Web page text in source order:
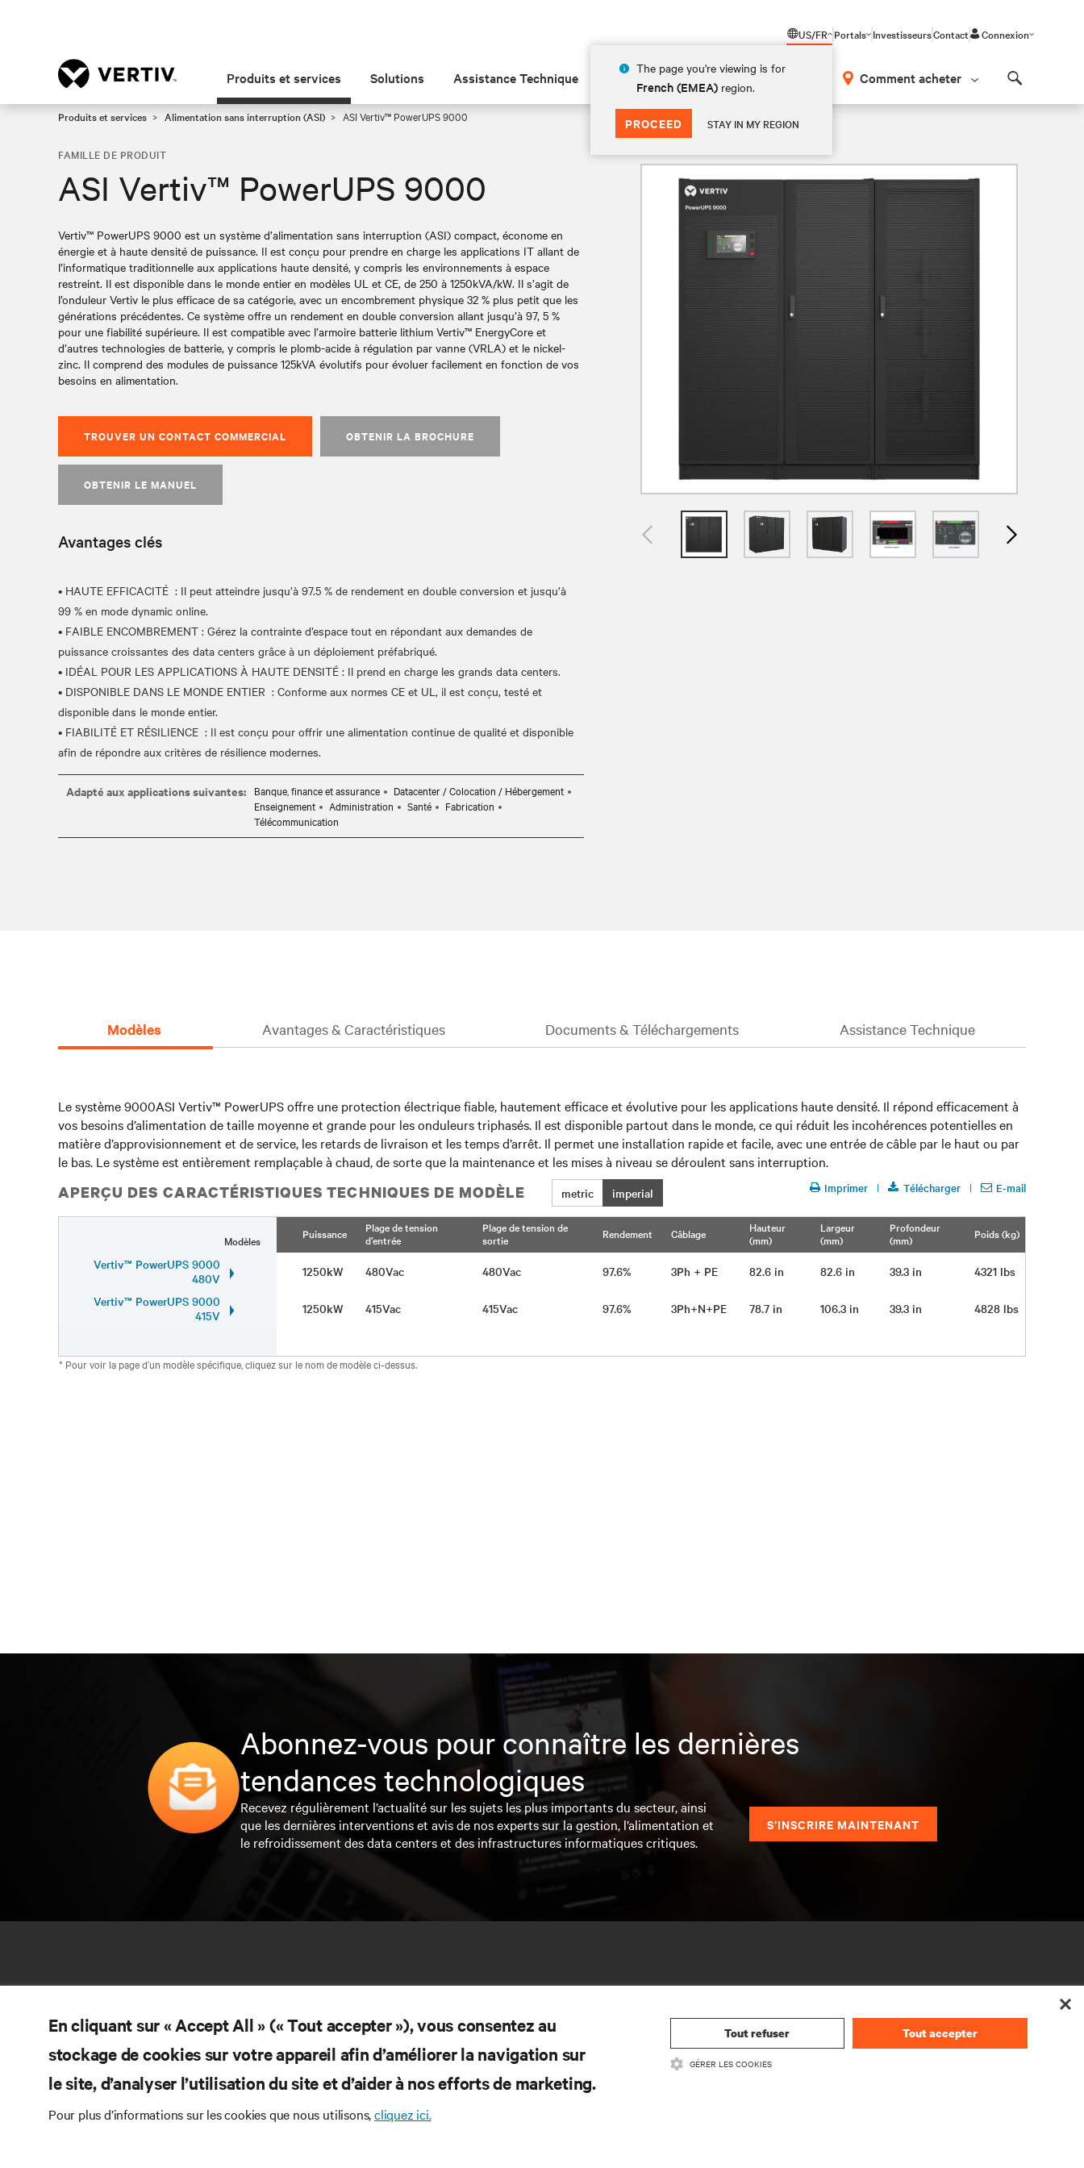
US/FR
The page you're viewing is for
French (EMEA) region.
PROCEED STAY IN MY REGION
Portals InvestisseursContact Connexion
Produits et services Solutions Assistance Technique Insights À propos Comment acheter
Produits et services Alimentation sans interruption (ASI) ASI Vertiv™ PowerUPS 9000
FAMILLE DE PRODUIT
ASI Vertiv™ PowerUPS 9000
Vertiv™ PowerUPS 9000 est un système d’alimentation sans interruption (ASI) compact, économe en
énergie et à haute densité de puissance. Il est conçu pour prendre en charge les applications IT allant de
l’informatique traditionnelle aux applications haute densité, y compris les environnements à espace
restreint. Il est disponible dans le monde entier en modèles UL et CE, de 250 à 1250kVA/kW. Il s’agit de
l’onduleur Vertiv le plus efficace de sa catégorie, avec un encombrement physique 32 % plus petit que les
générations précédentes. Ce système offre un rendement en double conversion allant jusqu’à 97, 5 %
pour une fiabilité supérieure. Il est compatible avec l’armoire batterie lithium Vertiv™ EnergyCore et
d’autres technologies de batterie, y compris le plomb-acide à régulation par vanne (VRLA) et le nickel-
zinc. Il comprend des modules de puissance 125kVA évolutifs pour évoluer facilement en fonction de vos
besoins en alimentation.
TROUVER UN CONTACT COMMERCIAL OBTENIR LA BROCHURE
OBTENIR LE MANUEL
Avantages clés
• HAUTE EFFICACITÉ : Il peut atteindre jusqu’à 97.5 % de rendement en double conversion et jusqu’à
99 % en mode dynamic online.
• FAIBLE ENCOMBREMENT : Gérez la contrainte d’espace tout en répondant aux demandes de
puissance croissantes des data centers grâce à un déploiement préfabriqué.
• IDÉAL POUR LES APPLICATIONS À HAUTE DENSITÉ : Il prend en charge les grands data centers.
• DISPONIBLE DANS LE MONDE ENTIER : Conforme aux normes CE et UL, il est conçu, testé et
disponible dans le monde entier.
• FIABILITÉ ET RÉSILIENCE : Il est conçu pour offrir une alimentation continue de qualité et disponible
Adapté aux applications suivantes: Banque, finance et assurance
Datacenter / Colocation / Hébergement
Enseignement
Administration Santé
Fabrication
Télécommunication
Modèles Avantages & Caractéristiques Documents & Téléchargements Assistance Technique
Le système 9000ASI Vertiv™ PowerUPS offre une protection électrique fiable, hautement efficace et évolutive pour les applications haute densité. Il répond efficacement à
vos besoins d’alimentation de taille moyenne et grande pour les onduleurs triphasés. Il est disponible partout dans le monde, ce qui réduit les incohérences potentielles en
matière d’approvisionnement et de service, les retards de livraison et les temps d’arrêt. Il permet une installation rapide et facile, avec une entrée de câble par le haut ou par
le bas. Le système est entièrement remplaçable à chaud, de sorte que la maintenance et les mises à niveau se déroulent sans interruption.
APERÇU DES CARACTÉRISTIQUES TECHNIQUES DE MODÈLE metric imperial Imprimer Télécharger E-mail
Modèles Puissance
Plage de tension
d’entrée
Plage de tension de
sortie
Rendement Câblage
Hauteur
(mm)
Largeur
(mm)
Profondeur
(mm)
Poids (kg)
Vertiv™ PowerUPS 9000
480V
1250kW 480Vac 480Vac 97.6% 3Ph + PE 82.6 in 82.6 in 39.3 in
4321 lbs
Vertiv™ PowerUPS 9000
415V
1250kW 415Vac 415Vac 97.6% 3Ph+N+PE 78.7 in 106.3 in 39.3 in 4828 lbs
* Pour voir la page d’un modèle spécifique, cliquez sur le nom de modèle ci-dessus.
Abonnez-vous pour connaître les dernières
tendances technologiques
Recevez régulièrement l’actualité sur les sujets les plus importants du secteur, ainsi
que les dernières interventions et avis de nos experts sur la gestion, l’alimentation et
le refroidissement des data centers et des infrastructures informatiques critiques.
S’INSCRIRE MAINTENANT
RESSOURCES
Documentation produit
SUPPORT
En cliquant sur « Accept All » (« Tout accepter »), vous consentez au
stockage de cookies sur votre appareil afin d’améliorer la navigation sur
le site, d’analyser l’utilisation du site et d’aider à nos efforts de marketing.
Pour plus d’informations sur les cookies que nous utilisons,cliquez ici.
Tout refuser Tout accepter
GÉRER LES COOKIES